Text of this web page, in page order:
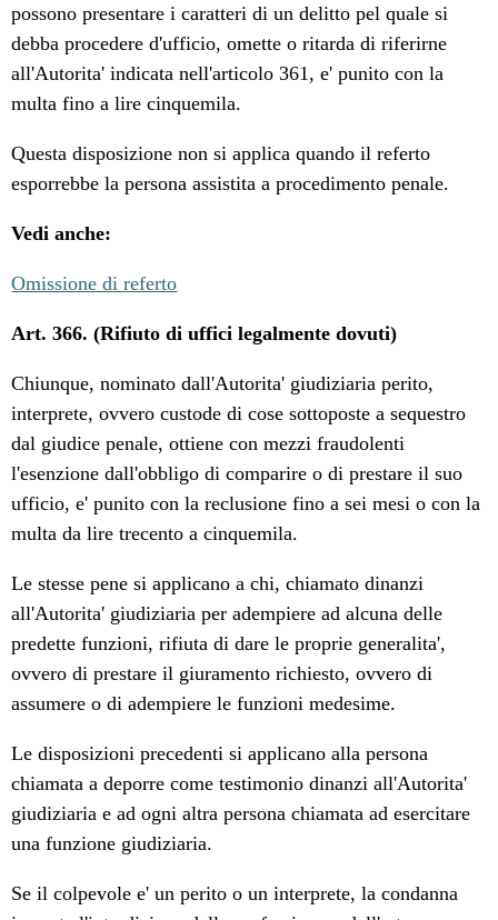
possono presentare i caratteri di un delitto pel quale si
debba procedere d'ufficio, omette o ritarda di riferirne
all'Autorita' indicata nell'articolo 361, e' punito con la
multa fino a lire cinquemila.
Questa disposizione non si applica quando il referto
esporrebbe la persona assistita a procedimento penale.
Vedi anche:
Omissione di referto
Art. 366. (Rifiuto di uffici legalmente dovuti)
Chiunque, nominato dall'Autorita' giudiziaria perito,
interprete, ovvero custode di cose sottoposte a sequestro
dal giudice penale, ottiene con mezzi fraudolenti
l'esenzione dall'obbligo di comparire o di prestare il suo
ufficio, e' punito con la reclusione fino a sei mesi o con la
multa da lire trecento a cinquemila.
Le stesse pene si applicano a chi, chiamato dinanzi
all'Autorita' giudiziaria per adempiere ad alcuna delle
predette funzioni, rifiuta di dare le proprie generalita',
ovvero di prestare il giuramento richiesto, ovvero di
assumere o di adempiere le funzioni medesime.
Le disposizioni precedenti si applicano alla persona
chiamata a deporre come testimonio dinanzi all'Autorita'
giudiziaria e ad ogni altra persona chiamata ad esercitare
una funzione giudiziaria.
Se il colpevole e' un perito o un interprete, la condanna